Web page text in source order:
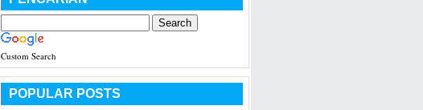
Custom Search
POPULAR POSTS